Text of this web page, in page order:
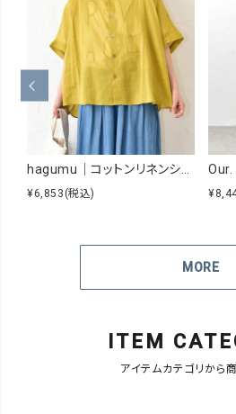
¥6,853 (税込)
MORE
ITEM
アイテムカテゴリから